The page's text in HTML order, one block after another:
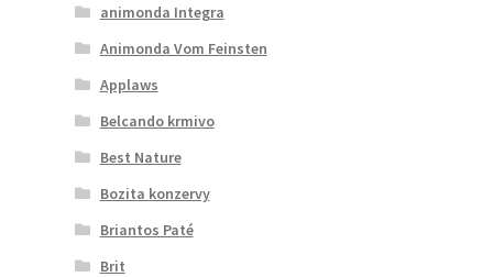
animonda Integra
Animonda Vom Feinsten
Applaws
Belcando krmivo
Best Nature
Bozita konzervy
Briantos Paté
Brit